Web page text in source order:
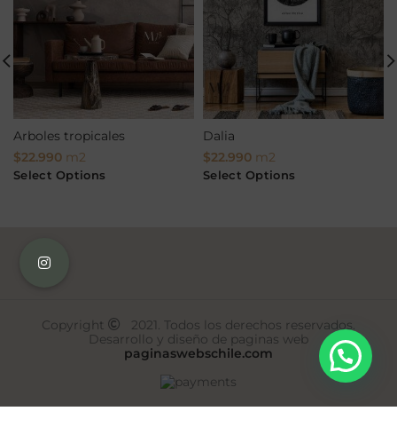
Arboles tropicales
$22.990 m2
Select Options
Dalia
$22.990 m2
Select Options
Copyright
2021. Todos los derechos reservados.
Desarrollo y diseño de paginas web
paginaswebschile.com